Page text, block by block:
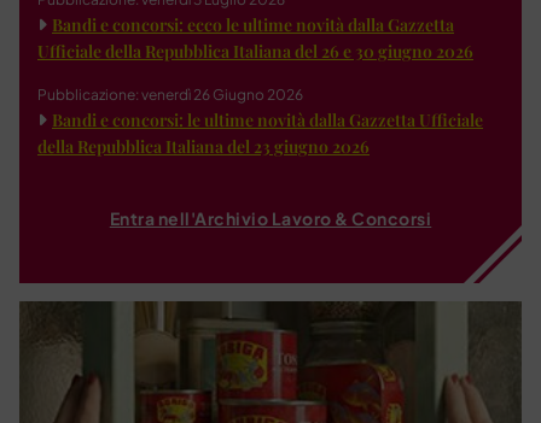
Bandi e concorsi: ecco le ultime novità dalla Gazzetta
Ufficiale della Repubblica Italiana del 26 e 30 giugno 2026
Pubblicazione: venerdì 26 Giugno 2026
Bandi e concorsi: le ultime novità dalla Gazzetta Ufficiale
della Repubblica Italiana del 23 giugno 2026
Entra nell'Archivio Lavoro & Concorsi